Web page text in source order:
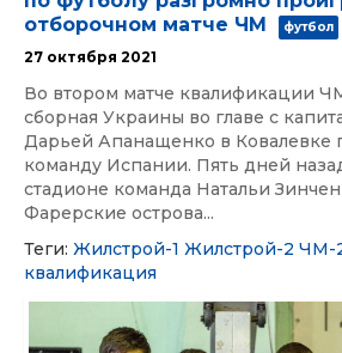
отборочном матче ЧМ
футбол
27 октября 2021
Во втором матче квалификации
сборная Украины во главе с
Дарьей Апанащенко в Ковалевке
команду Испании. Пять дней
стадионе команда Натальи
Фарерские острова...
Теги: Жилстрой-1 Жилстрой-2 ЧМ-
квалификация